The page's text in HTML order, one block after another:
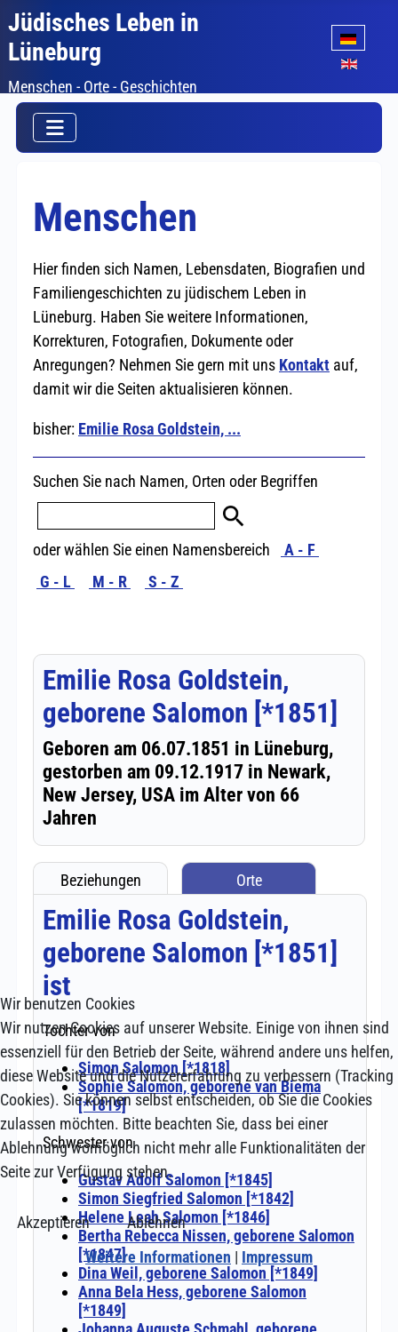
Jüdisches Leben in
Lüneburg
Menschen - Orte - Geschichten
Sprache
Wir benutzen Cookies
Wir nutzen Cookies auf unserer Website. Einige von ihnen sind
essenziell für den Betrieb der Seite, während andere uns helfen,
diese Website und die Nutzererfahrung zu verbessern (Tracking
Cookies). Sie können selbst entscheiden, ob Sie die Cookies
zulassen möchten. Bitte beachten Sie, dass bei einer
Ablehnung womöglich nicht mehr alle Funktionalitäten der
Seite zur Verfügung stehen.
Akzeptieren
Ablehnen
Weitere Informationen | Impressum